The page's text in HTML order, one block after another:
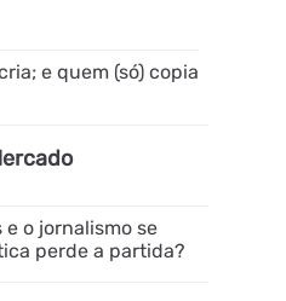
e quem (só) copia
e o jornalismo se
perde a partida?